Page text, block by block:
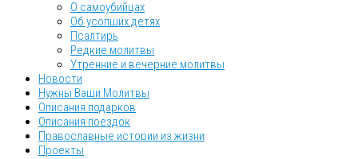
О самоубийцах
Об усопших детях
Псалтирь
Редкие молитвы
Утренние и вечерние молитвы
Новости
Нужны Ваши Молитвы
Описания подарков
Описания поездок
Православные истории из жизни
Проекты